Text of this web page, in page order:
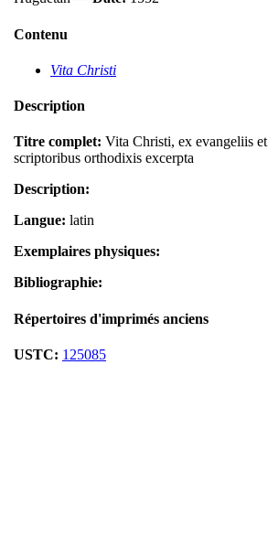
Contenu
Vita Christi
Description
Titre complet: Vita Christi, ex evangeliis et
scriptoribus orthodixis excerpta
Description:
Langue: latin
Exemplaires physiques:
Bibliographie:
Répertoires d'imprimés anciens
USTC: 125085